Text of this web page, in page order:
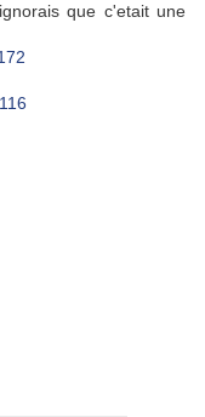
que c'etait une